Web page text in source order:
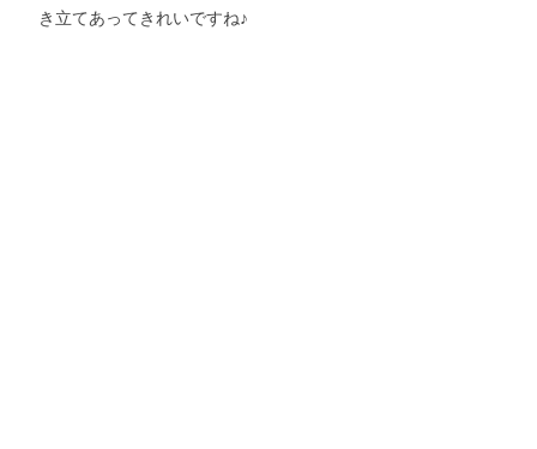
き立てあってきれいですね♪